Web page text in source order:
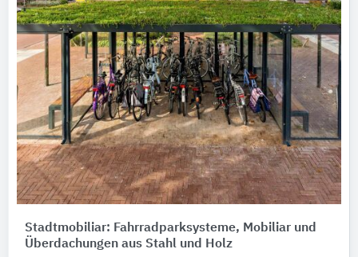
Stadtmobiliar: Fahrradparksysteme, Mobiliar und
Überdachungen aus Stahl und Holz